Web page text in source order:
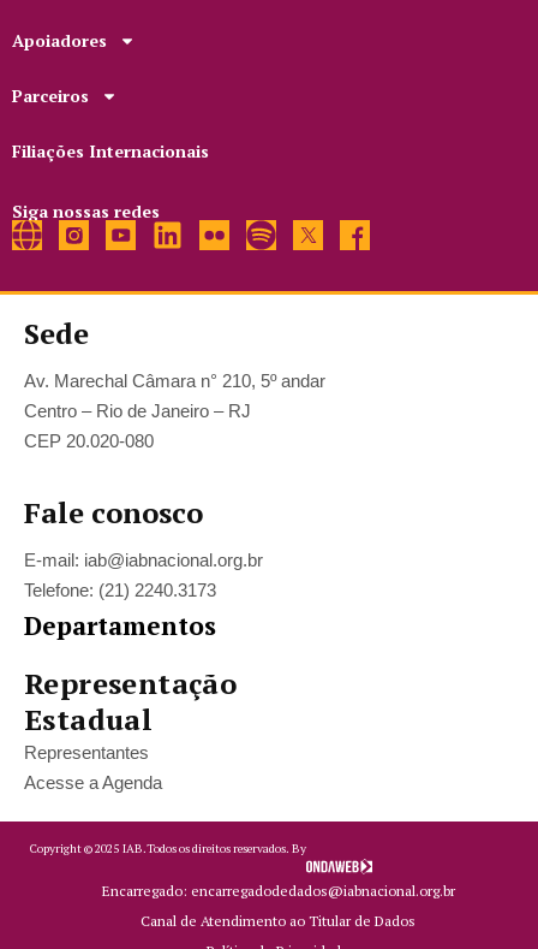
Apoiadores
Parceiros
Filiações Internacionais
Siga nossas redes
Sede
Av. Marechal Câmara n° 210, 5º andar
Centro – Rio de Janeiro – RJ
CEP 20.020-080
Fale conosco
E-mail: iab@iabnacional.org.br
Telefone: (21) 2240.3173
Departamentos
Representação
Estadual
Representantes
Acesse a Agenda
Copyright ©2025 IAB.Todos os direitos reservados. By
Encarregado: encarregadodedados@iabnacional.org.br
Canal de Atendimento ao Titular de Dados